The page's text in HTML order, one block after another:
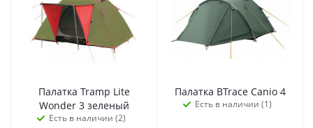
Палатка Tramp Lite
Wonder 3 зеленый
Есть в наличии (2)
Палатка BTrace Canio 4
Есть в наличии (1)